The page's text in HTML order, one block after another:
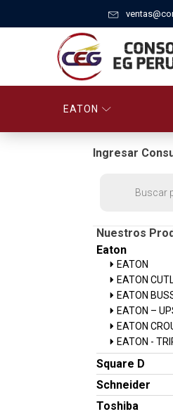
EATON
Ingresar
Nuestros
Eaton
EATON
EATON
EATON
EATON –
EATON
EATON -
Square D
Schneider
Toshiba